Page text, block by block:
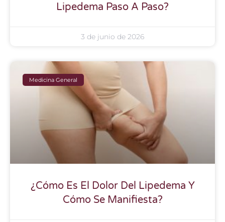
Lipedema Paso A Paso?
3 de junio de 2026
Medicina General
¿Cómo Es El Dolor Del Lipedema Y
Cómo Se Manifiesta?